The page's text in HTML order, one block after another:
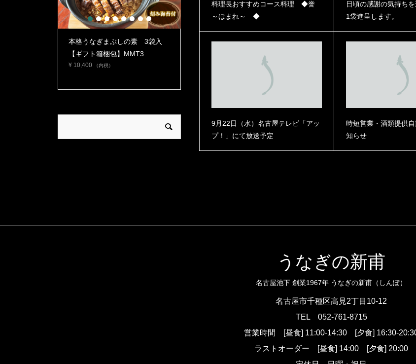
料理長おすすめコース料理 ◆誉
～ほまれ～ ◆
日頃の感謝の気持ち
1袋進呈します。
9月22日（水）名古屋テレビ「アッ
プ！」にて放送予定
時短営業・酒類提供
知らせ
本格うなぎまぶしの素 3袋入
【ギフト箱梱包】MMT3
¥ 10,400 （内税）
本格うなぎまぶしの素 2袋入
【自宅使い用簡易保冷袋梱包】Z
本格うなぎまぶしの素 3袋入
【自宅使い用簡易保冷袋梱包】Z
1 2 3 4 5 6 7 8
うなぎの新甫
名古屋池下 創業1967年 うなぎの新甫（しんぽ）
名古屋市千種区高見2丁目10-12
TEL 052-761-8715
営業時間
[昼食] 11:00-14:30 [夕食] 16:30-
ラストオーダー
[昼食] 14:00 [夕食] 20:00